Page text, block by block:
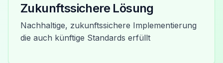
Zukunftssichere Lösung
Nachhaltige, zukunftssichere Implementierung
die auch künftige Standards erfüllt